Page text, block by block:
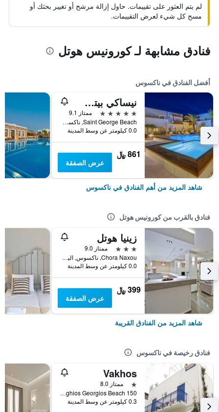
لم يتم العثور على تقييمات. حاول إزالة مرشح أو تغيير بحثك أو
مسح كل شيء لعرض التقييمات.
فنادق مشابهة لـ كورونيس هوتل
أفضل الفنادق في ناكسوس
نيساكي بيتش هوتل
5 نجوم
ممتاز 9.1
Saint George Beach, ناكسوس, اليونان
0.0 كيلومتر عن وسط المدينة
861 ﷼
عرض الصفقة
شاهد المزيد من أهم الفنادق في ناكسوس
فنادق بالقرب من كورونيس هوتل
زينيا هوتل
3 نجوم
ممتاز 9.0
Chora Naxou, ناكسوس, اليونان
0.0 كيلومتر عن وسط المدينة
399 ﷼
عرض الصفقة
شاهد المزيد من الفنادق القريبة
فنادق رخيصة في ناكسوس
Vakhos
نجمة واحدة
ممتاز 8.0
150 Metres From Aghios Georgios Beach, ناكسوس, اليونان
0.3 كيلومتر عن وسط المدينة